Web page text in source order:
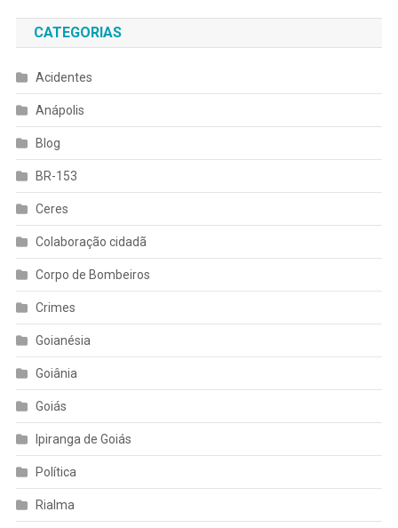
CATEGORIAS
Acidentes
Anápolis
Blog
BR-153
Ceres
Colaboração cidadã
Corpo de Bombeiros
Crimes
Goianésia
Goiânia
Goiás
Ipiranga de Goiás
Política
Rialma